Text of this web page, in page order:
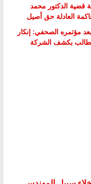
قضية الدكتور محمد
العادلة حق أصيل
مؤتمره الصحفي: إنكار
بكشف الشركة